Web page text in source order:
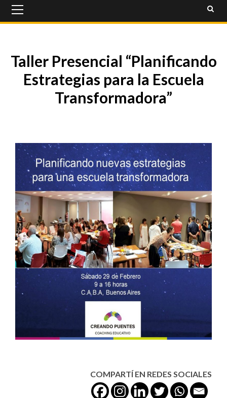
Menu
Taller Presencial “Planificando
Estrategias para la Escuela
Transformadora”
COMPARTÍ EN REDES SOCIALES